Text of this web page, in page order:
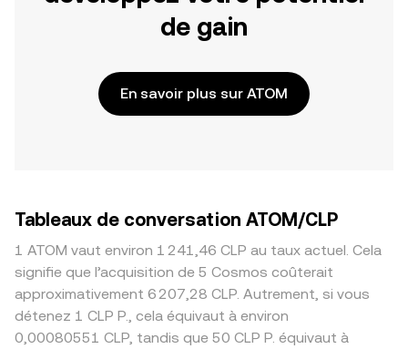
de gain
En savoir plus sur ATOM
Tableaux de conversation ATOM/CLP
1 ATOM vaut environ 1 241,46 CLP au taux actuel. Cela
signifie que l’acquisition de 5 Cosmos coûterait
approximativement 6 207,28 CLP. Autrement, si vous
détenez 1 CLP P., cela équivaut à environ
0,00080551 CLP, tandis que 50 CLP P. équivaut à